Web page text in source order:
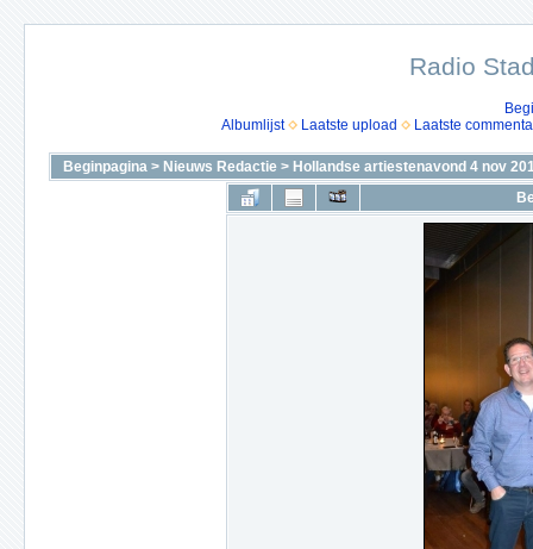
Radio
Albumlijst
Laatste upload Laatste
Beginpagina > Nieuws Redactie > Hollandse artiestenavond 4 nov